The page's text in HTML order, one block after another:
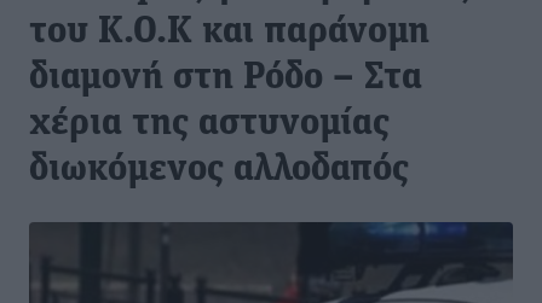
του Κ.Ο.Κ και παράνομη
διαμονή στη Ρόδο – Στα
χέρια της αστυνομίας
διωκόμενος αλλοδαπός